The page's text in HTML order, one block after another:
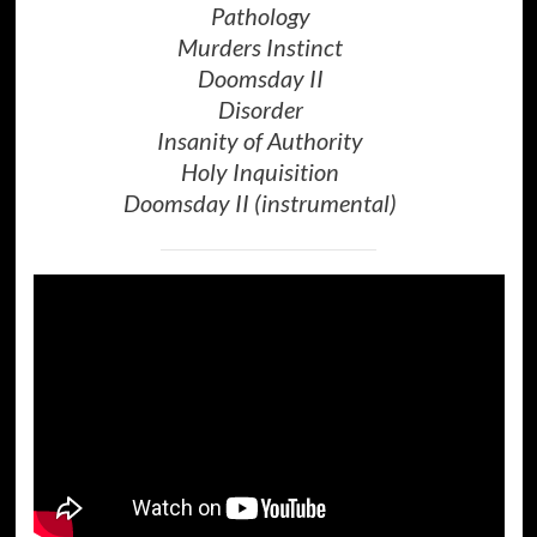
Pathology
Murders Instinct
Doomsday II
Disorder
Insanity of Authority
Holy Inquisition
Doomsday II (instrumental)